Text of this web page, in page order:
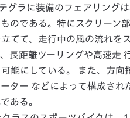
ラに装備のフェアリング
のである。特にスクリーン
てて、走行中の風の流れを
長距離ツーリングや高速走
能にしている。 また、方
ター などによって構成さ
ある。